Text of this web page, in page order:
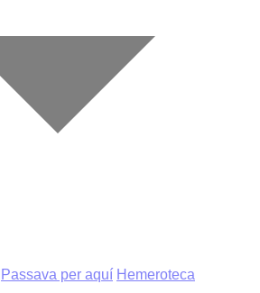
Passava per aquí Hemeroteca